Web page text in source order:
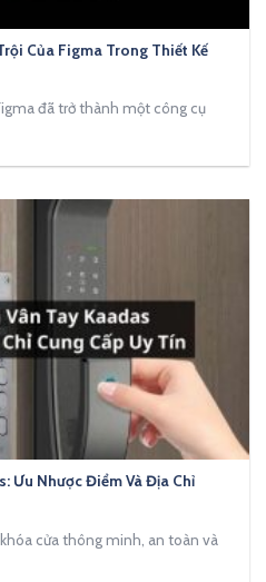
Của Figma Trong Thiết Kế
đã trở thành một công cụ
Ưu Nhược Điểm Và Địa Chỉ
cửa thông minh, an toàn và